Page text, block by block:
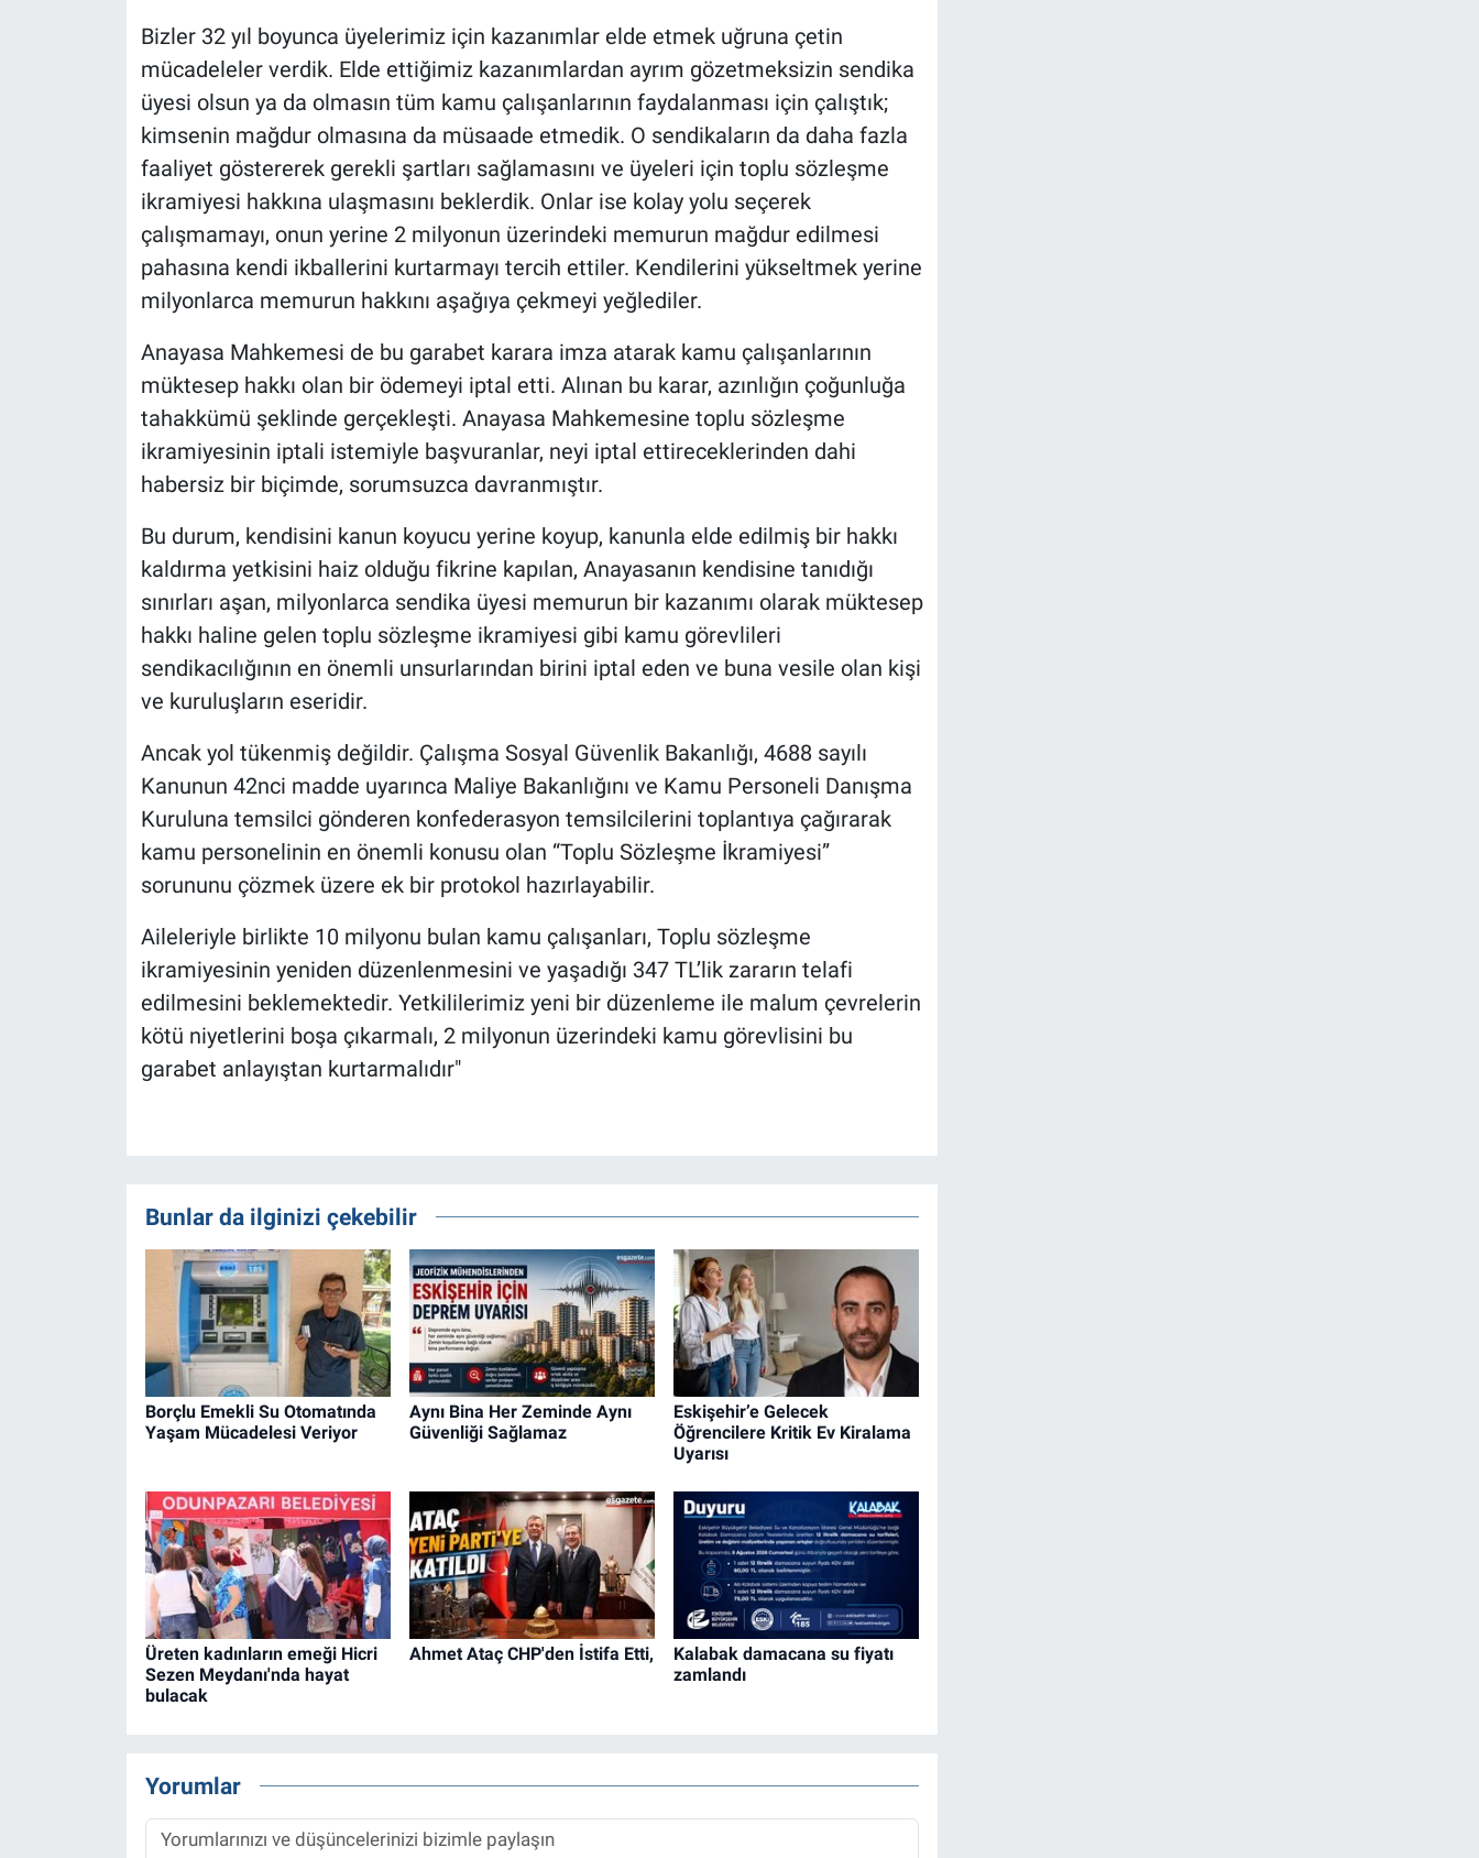
Bizler 32 yıl boyunca üyelerimiz için kazanımlar elde etmek uğruna çetin
mücadeleler verdik. Elde ettiğimiz kazanımlardan ayrım gözetmeksizin sendika
üyesi olsun ya da olmasın tüm kamu çalışanlarının faydalanması için çalıştık;
kimsenin mağdur olmasına da müsaade etmedik. O sendikaların da daha fazla
faaliyet göstererek gerekli şartları sağlamasını ve üyeleri için toplu sözleşme
ikramiyesi hakkına ulaşmasını beklerdik. Onlar ise kolay yolu seçerek
çalışmamayı, onun yerine 2 milyonun üzerindeki memurun mağdur edilmesi
pahasına kendi ikballerini kurtarmayı tercih ettiler. Kendilerini yükseltmek yerine
milyonlarca memurun hakkını aşağıya çekmeyi yeğlediler.
Anayasa Mahkemesi de bu garabet karara imza atarak kamu çalışanlarının
müktesep hakkı olan bir ödemeyi iptal etti. Alınan bu karar, azınlığın çoğunluğa
tahakkümü şeklinde gerçekleşti. Anayasa Mahkemesine toplu sözleşme
ikramiyesinin iptali istemiyle başvuranlar, neyi iptal ettireceklerinden dahi
habersiz bir biçimde, sorumsuzca davranmıştır.
Bu durum, kendisini kanun koyucu yerine koyup, kanunla elde edilmiş bir hakkı
kaldırma yetkisini haiz olduğu fikrine kapılan, Anayasanın kendisine tanıdığı
sınırları aşan, milyonlarca sendika üyesi memurun bir kazanımı olarak müktesep
hakkı haline gelen toplu sözleşme ikramiyesi gibi kamu görevlileri
sendikacılığının en önemli unsurlarından birini iptal eden ve buna vesile olan kişi
ve kuruluşların eseridir.
Ancak yol tükenmiş değildir. Çalışma Sosyal Güvenlik Bakanlığı, 4688 sayılı
Kanunun 42nci madde uyarınca Maliye Bakanlığını ve Kamu Personeli Danışma
Kuruluna temsilci gönderen konfederasyon temsilcilerini toplantıya çağırarak
kamu personelinin en önemli konusu olan “Toplu Sözleşme İkramiyesi”
sorununu çözmek üzere ek bir protokol hazırlayabilir.
Aileleriyle birlikte 10 milyonu bulan kamu çalışanları, Toplu sözleşme
ikramiyesinin yeniden düzenlenmesini ve yaşadığı 347 TL’lik zararın telafi
edilmesini beklemektedir. Yetkililerimiz yeni bir düzenleme ile malum çevrelerin
kötü niyetlerini boşa çıkarmalı, 2 milyonun üzerindeki kamu görevlisini bu
garabet anlayıştan kurtarmalıdır"
Bunlar da ilginizi çekebilir
Borçlu Emekli Su Otomatında
Yaşam Mücadelesi Veriyor
Aynı Bina Her Zeminde Aynı
Güvenliği Sağlamaz
Eskişehir’e Gelecek
Öğrencilere Kritik Ev Kiralama
Uyarısı
Üreten kadınların emeği Hicri
Sezen Meydanı'nda hayat
bulacak
Ahmet Ataç CHP'den İstifa Etti,
Kalabak damacana su fiyatı
zamlandı
Yorumlar